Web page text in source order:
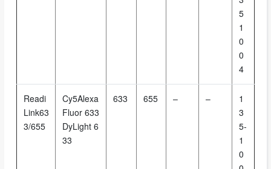
5
1
0
0
4
Readi
Link63
3/655
Cy5Alexa
Fluor 633
DyLight 6
33
633 655 – –
1
3
5-
1
0